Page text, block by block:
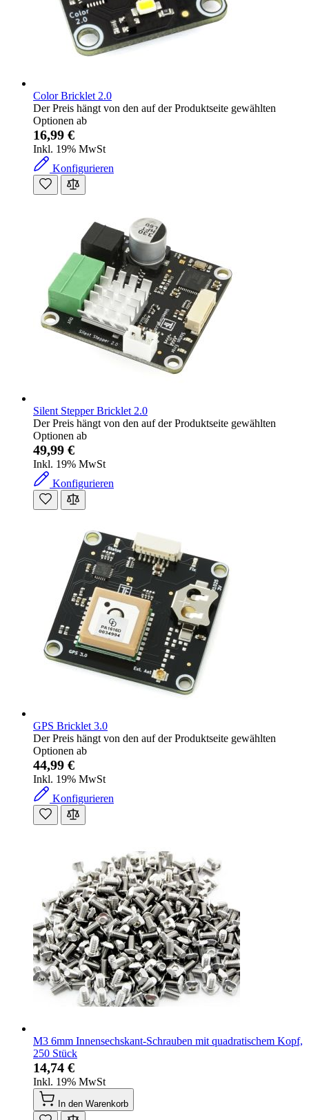
Color Bricklet 2.0
Der Preis hängt von den auf der Produktseite gewählten
Optionen ab
16,99 €
Inkl. 19% MwSt
Konfigurieren
Silent Stepper Bricklet 2.0
Der Preis hängt von den auf der Produktseite gewählten
Optionen ab
49,99 €
Inkl. 19% MwSt
Konfigurieren
GPS Bricklet 3.0
Der Preis hängt von den auf der Produktseite gewählten
Optionen ab
44,99 €
Inkl. 19% MwSt
Konfigurieren
M3 6mm Innensechskant-Schrauben mit quadratischem Kopf,
250 Stück
14,74 €
Inkl. 19% MwSt
In den Warenkorb